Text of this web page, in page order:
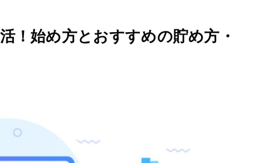
！始め方とおすすめの貯め方・